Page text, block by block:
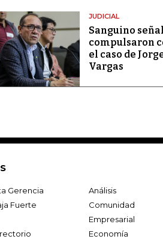
JUDICIAL
Sanguino
compulsaron
el caso de
Vargas
Gerencia
Análisis
Fuerte
Comunidad
Empresarial
Economía